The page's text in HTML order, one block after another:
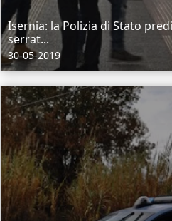
Isernia: la Polizia di Stato
serrat...
30-05-2019